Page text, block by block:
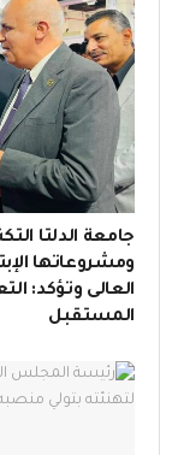
جامعة الدلتا
ومشروعاتها
العالى وتؤكد:
المستقبل